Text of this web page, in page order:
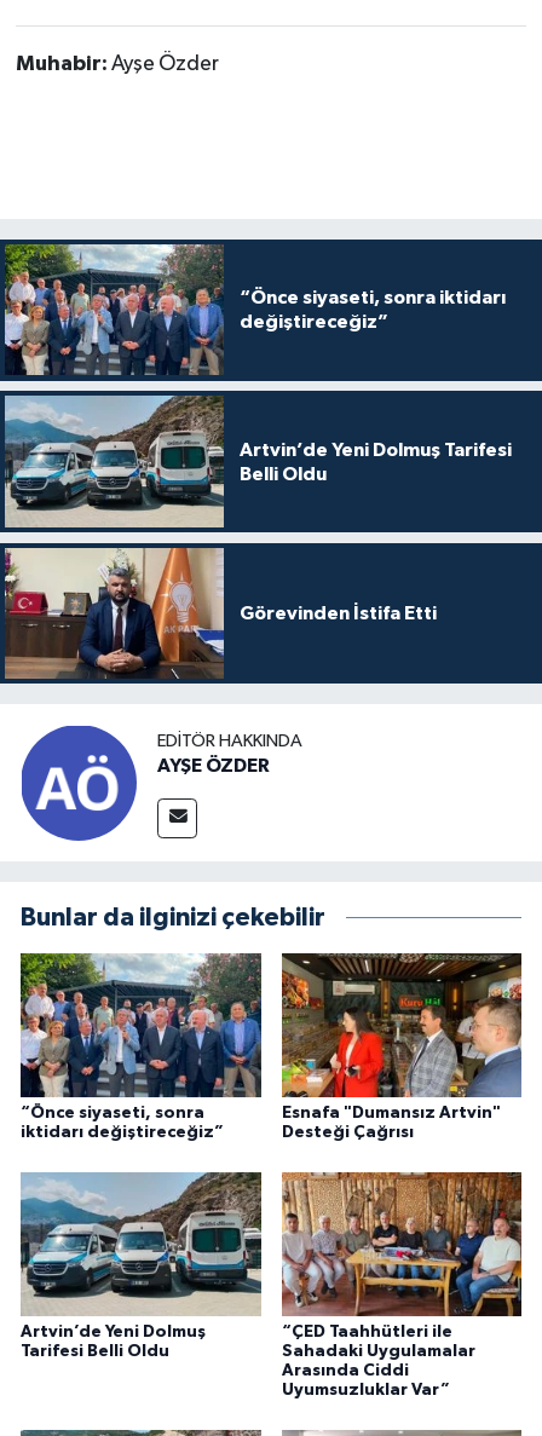
Muhabir: Ayşe Özder
“Önce siyaseti, sonra iktidarı
değiştireceğiz”
Artvin’de Yeni Dolmuş Tarifesi
Belli Oldu
Görevinden İstifa Etti
EDITÖR HAKKINDA
AYŞE ÖZDER
Bunlar da ilginizi çekebilir
“Önce siyaseti, sonra
iktidarı değiştireceğiz”
Esnafa "Dumansız Artvin"
Desteği Çağrısı
Artvin’de Yeni Dolmuş
Tarifesi Belli Oldu
“ÇED Taahhütleri ile
Sahadaki Uygulamalar
Arasında Ciddi
Uyumsuzluklar Var”